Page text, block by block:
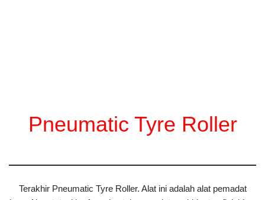
Pneumatic Tyre Roller
Terakhir Pneumatic Tyre Roller. Alat ini adalah alat pemadat